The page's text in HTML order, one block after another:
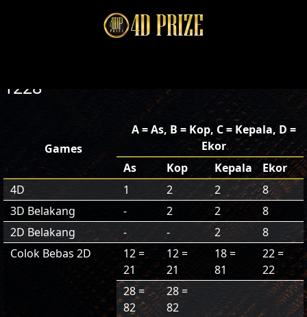
1228
Games
A = As, B = Kop, C = Kepala, D =
Ekor
As
Kop Kepala
Ekor
4D
1 2 2
8
3D Belakang
- 2 2
8
2D Belakang
- - 2
8
Colok Bebas 2D
12 =
21
12 =
21
18 =
81
22 =
22
28 =
82
28 =
82